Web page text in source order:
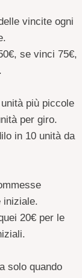
vincite ogni
se vinci 75€,
più piccole
per giro.
in 10 unità da
iniziale.
20€ per le
solo quando